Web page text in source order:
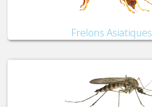
Frelons Asiatiques